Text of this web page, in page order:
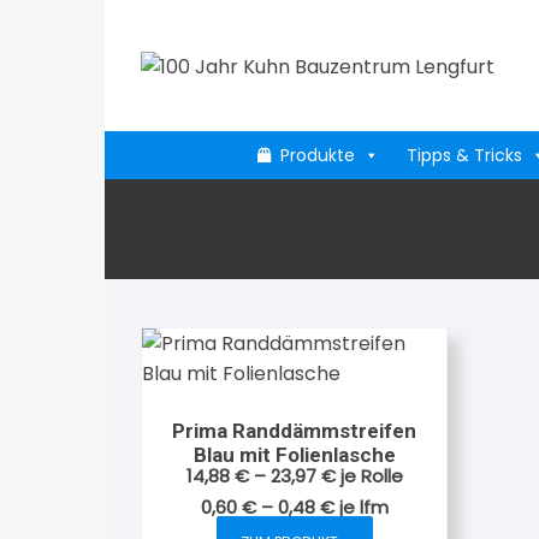
springen
Produkte Tipps & Tricks
Prima Randdämmstreifen
Blau mit Folienlasche
14,88€–23,97€ je Rolle
0,60€–0,48€jelfm